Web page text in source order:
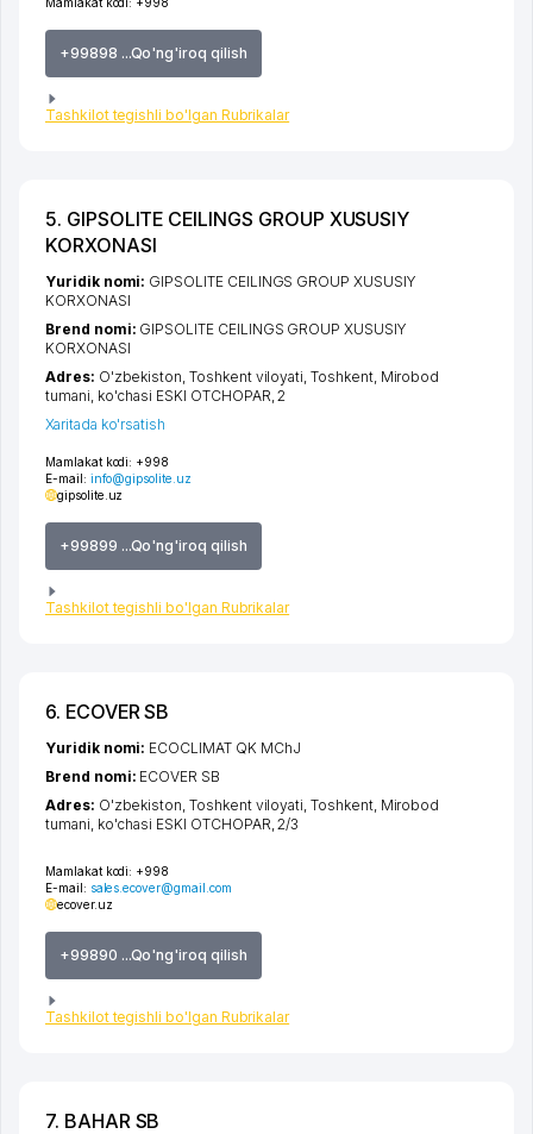
+99898 ...Qo'ng'iroq qilish
Tashkilot tegishli bo'lgan Rubrikalar
5. GIPSOLITE CEILINGS GROUP XUSUSIY
KORXONASI
Mamlakat kodi: +998
E-mail: info@gipsolite.uz
gipsolite.uz
+99899 ...Qo'ng'iroq qilish
Tashkilot tegishli bo'lgan Rubrikalar
Yuridik nomi: GIPSOLITE CEILINGS GROUP XUSUSIY
KORXONASI
Brend nomi: GIPSOLITE CEILINGS GROUP XUSUSIY
KORXONASI
Adres: O'zbekiston,Toshkent viloyati ,Toshkent, Mirobod
tumani ko'chasi ESKI OTCHOPAR , 2
Xaritada ko'rsatish
6. ECOVER SB
Mamlakat kodi: +998
E-mail: sales.ecover@gmail.com
ecover.uz
+99890 ...Qo'ng'iroq qilish
Tashkilot tegishli bo'lgan Rubrikalar
Yuridik nomi: ECOCLIMAT QK MChJ
Brend nomi: ECOVER SB
Adres: O'zbekiston,Toshkent viloyati,Toshkent, Mirobod
tumani, ko'chasi ESKI OTCHOPAR, 2/3
7. BAHAR SB